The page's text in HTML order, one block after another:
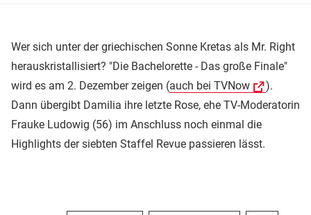
Wer sich unter der griechischen Sonne Kretas als Mr. Right
herauskristallisiert? "Die Bachelorette - Das große Finale"
wird es am 2. Dezember zeigen (auch bei TVNow
).
Dann übergibt Damilia ihre letzte Rose, ehe TV-Moderatorin
Frauke Ludowig (56) im Anschluss noch einmal die
Highlights der siebten Staffel Revue passieren lässt.